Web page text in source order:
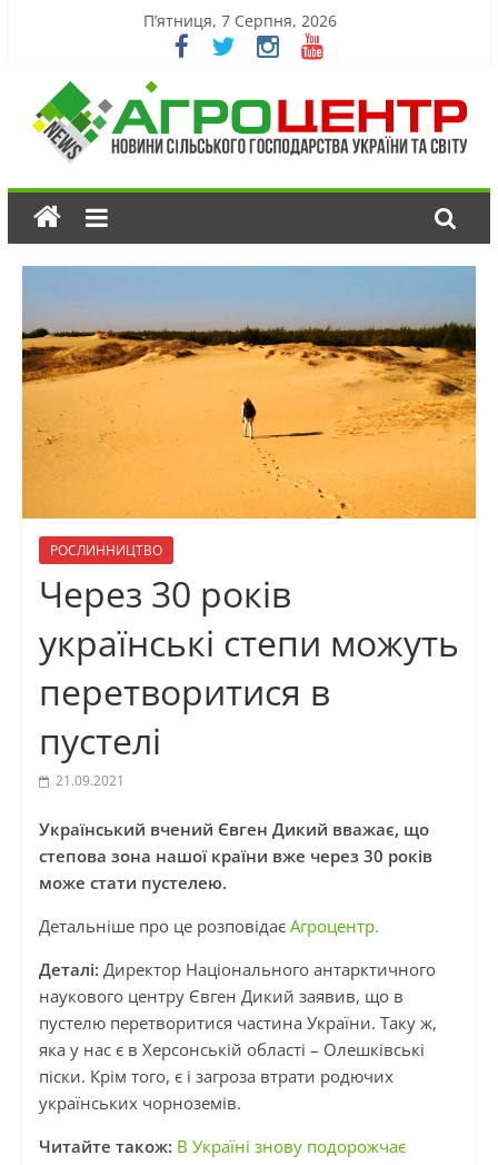
П’ятниця, 7 Серпня, 2026
РОСЛИННИЦТВО
Через 30 років
українські степи можуть
перетворитися в
пустелі
21.09.2021
Український вчений Євген Дикий вважає, що
степова зона нашої країни вже через 30 років
може стати пустелею.
Детальніше про це розповідає Агроцентр.
Деталі: Директор Національного антарктичного
наукового центру Євген Дикий заявив, що в
пустелю перетворитися частина України. Таку ж,
яка у нас є в Херсонській області – Олешківські
піски. Крім того, є і загроза втрати родючих
українських чорноземів.
Читайте також: В Україні знову подорожчає